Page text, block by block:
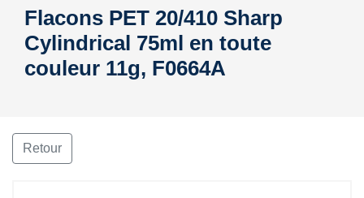
Flacons PET 20/410 Sharp
Cylindrical 75ml en toute
couleur 11g, F0664A
Retour